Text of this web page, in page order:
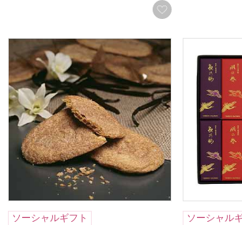
お気に入り
ホテルニューオータニ スーパーリーフ
ソーシャルギフト ソーシャル